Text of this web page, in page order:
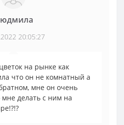
20:05:27
на рынке как
что он не комнатный а
мне он очень
делать с ним на